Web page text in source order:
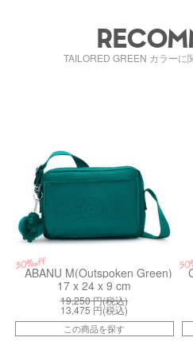
TAILORED GREEN カラーに
30%off
ABANU M(Outspoken Green)
17 x 24 x 9 cm
19,250円(税込)
13,475 円(税込)
この商品を探す